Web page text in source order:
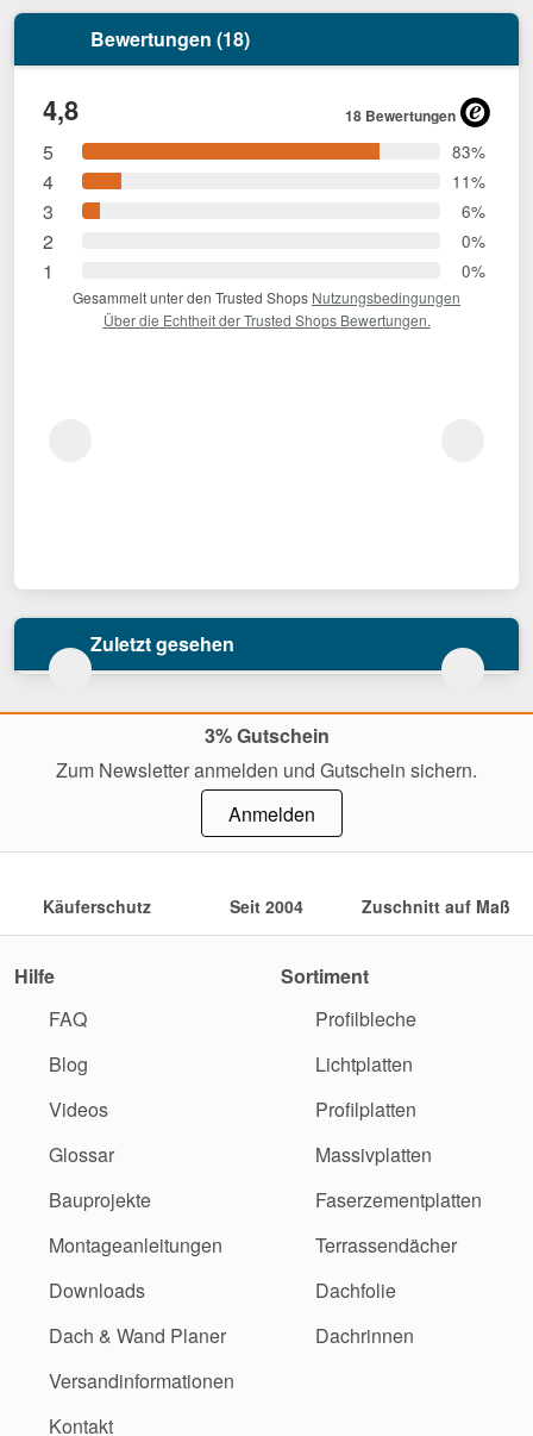
Bewertungen (18)
4,8 18 Bewertungen
5 83%
4 11%
3 6%
2 0%
1 0%
Gesammelt unter den Trusted Shops Nutzungsbedingungen
Über die Echtheit der Trusted Shops Bewertungen.
Zuletzt gesehen
3% Gutschein
Zum Newsletter anmelden und Gutschein sichern.
Anmelden
Käuferschutz Seit 2004 Zuschnitt auf Maß
Hilfe
FAQ
Blog
Videos
Glossar
Bauprojekte
Montageanleitungen
Downloads
Dach & Wand Planer
Versandinformationen
Kontakt
Sortiment
Profilbleche
Lichtplatten
Profilplatten
Massivplatten
Faserzementplatten
Terrassendächer
Dachfolie
Dachrinnen